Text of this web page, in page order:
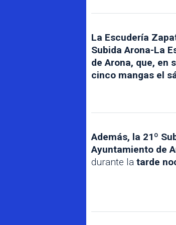
La Escudería
Subida Arona-La
de Arona, que, en
cinco mangas el
Además, la 21º
Ayuntamiento de
durante la tarde